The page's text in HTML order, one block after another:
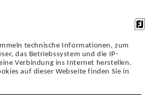
technische Informationen, zum
das Betriebssystem und die IP-
Verbindung ins Internet herstellen.
auf dieser Webseite finden Sie in